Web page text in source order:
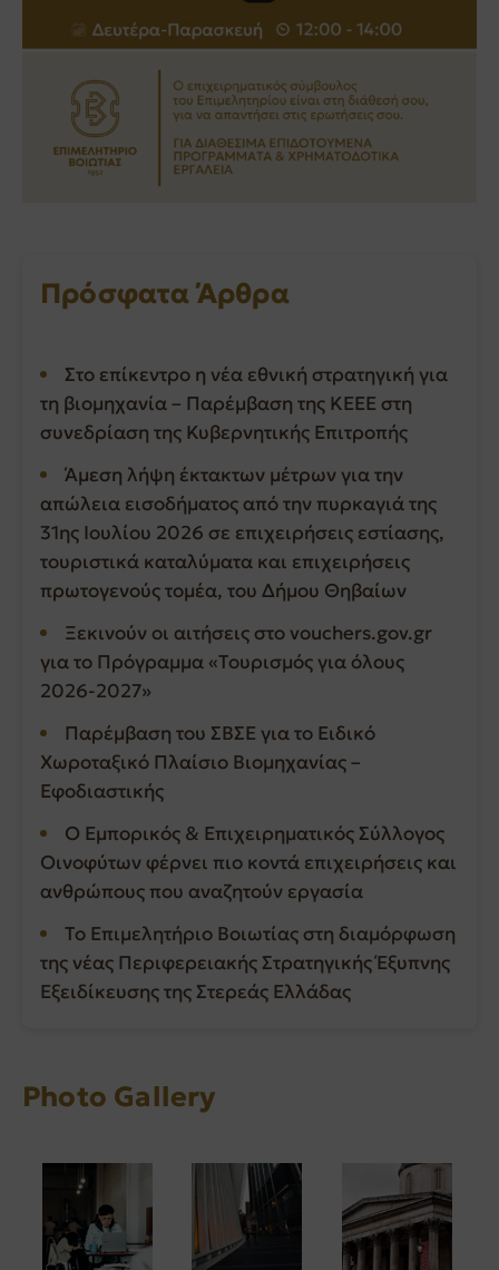
Πρόσφατα Άρθρα
Στο επίκεντρο η νέα εθνική στρατηγική για
τη βιομηχανία – Παρέμβαση της ΚΕΕΕ στη
συνεδρίαση της Κυβερνητικής Επιτροπής
Άμεση λήψη έκτακτων μέτρων για την
απώλεια εισοδήματος από την πυρκαγιά της
31ης Ιουλίου 2026 σε επιχειρήσεις εστίασης,
τουριστικά καταλύματα και επιχειρήσεις
πρωτογενούς τομέα, του Δήμου Θηβαίων
Ξεκινούν οι αιτήσεις στο vouchers.gov.gr
για το Πρόγραμμα «Τουρισμός για όλους
2026-2027»
Παρέμβαση του ΣΒΣΕ για το Ειδικό
Χωροταξικό Πλαίσιο Βιομηχανίας –
Εφοδιαστικής
Ο Εμπορικός & Επιχειρηματικός Σύλλογος
Οινοφύτων φέρνει πιο κοντά επιχειρήσεις και
ανθρώπους που αναζητούν εργασία
Το Επιμελητήριο Βοιωτίας στη διαμόρφωση
της νέας Περιφερειακής Στρατηγικής Έξυπνης
Εξειδίκευσης της Στερεάς Ελλάδας
Photo Gallery